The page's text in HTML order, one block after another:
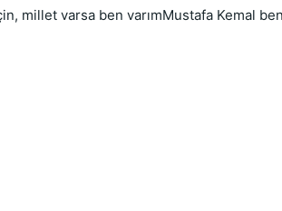
millet varsa ben varımMustafa Kemal